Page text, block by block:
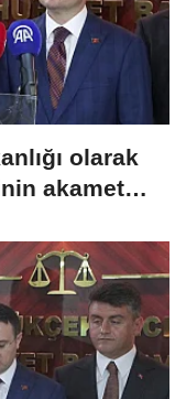
olarak
akamete